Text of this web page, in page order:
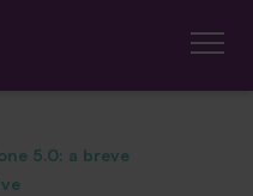
5.0: a breve